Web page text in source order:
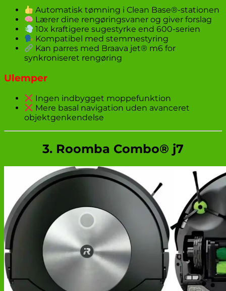
Automatisk tømning i Clean Base®-stationen
Lærer dine rengøringsvaner og giver forslag
10x kraftigere sugestyrke end 600-serien
Kompatibel med stemmestyring
Kan parres med Braava jet® m6 for
synkroniseret rengøring
Ulemper
Ingen indbygget moppefunktion
Mere basal navigation uden avanceret
objektgenkendelse
3. Roomba Combo® j7